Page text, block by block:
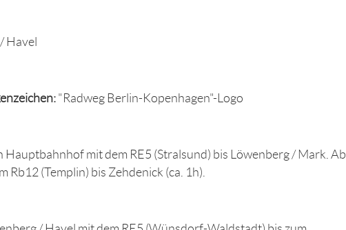
Havel
"Radweg Berlin-Kopenhagen"-Logo
Hauptbahnhof mit dem RE5 (Stralsund) bis Löwenberg / Mark. Ab
Rb12 (Templin) bis Zehdenick (ca. 1h).